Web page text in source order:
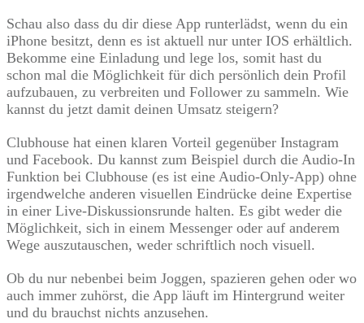
Schau also dass du dir diese App runterlädst, wenn du ein
iPhone besitzt, denn es ist aktuell nur unter IOS erhältlich.
Bekomme eine Einladung und lege los, somit hast du
schon mal die Möglichkeit für dich persönlich dein Profil
aufzubauen, zu verbreiten und Follower zu sammeln. Wie
kannst du jetzt damit deinen Umsatz steigern?
Clubhouse hat einen klaren Vorteil gegenüber Instagram
und Facebook. Du kannst zum Beispiel durch die Audio-In
Funktion bei Clubhouse (es ist eine Audio-Only-App) ohne
irgendwelche anderen visuellen Eindrücke deine Expertise
in einer Live-Diskussionsrunde halten. Es gibt weder die
Möglichkeit, sich in einem Messenger oder auf anderem
Wege auszutauschen, weder schriftlich noch visuell.
Ob du nur nebenbei beim Joggen, spazieren gehen oder wo
auch immer zuhörst, die App läuft im Hintergrund weiter
und du brauchst nichts anzusehen.